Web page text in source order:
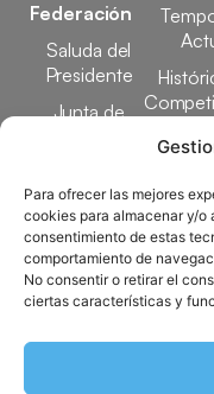
Para ofrecer las mejores
cookies para almacenar y/o
consentimiento de estas
comportamiento de
No consentir o retirar el
ciertas características y
Federación
Saluda del
Presidente
Junta de
Elecciones
Clubes
Federados
Copyright © 2025